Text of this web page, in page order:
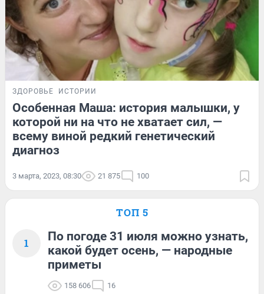
ЗДОРОВЬЕ ИСТОРИИ
Особенная Маша: история малышки, у
которой ни на что не хватает сил, —
всему виной редкий генетический
диагноз
3 марта, 2023, 08:30 21 875 100
ТОП 5
1
По погоде 31 июля можно узнать,
какой будет осень, — народные
приметы
158 606 16